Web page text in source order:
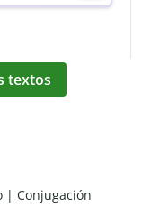
textos
| Conjugación